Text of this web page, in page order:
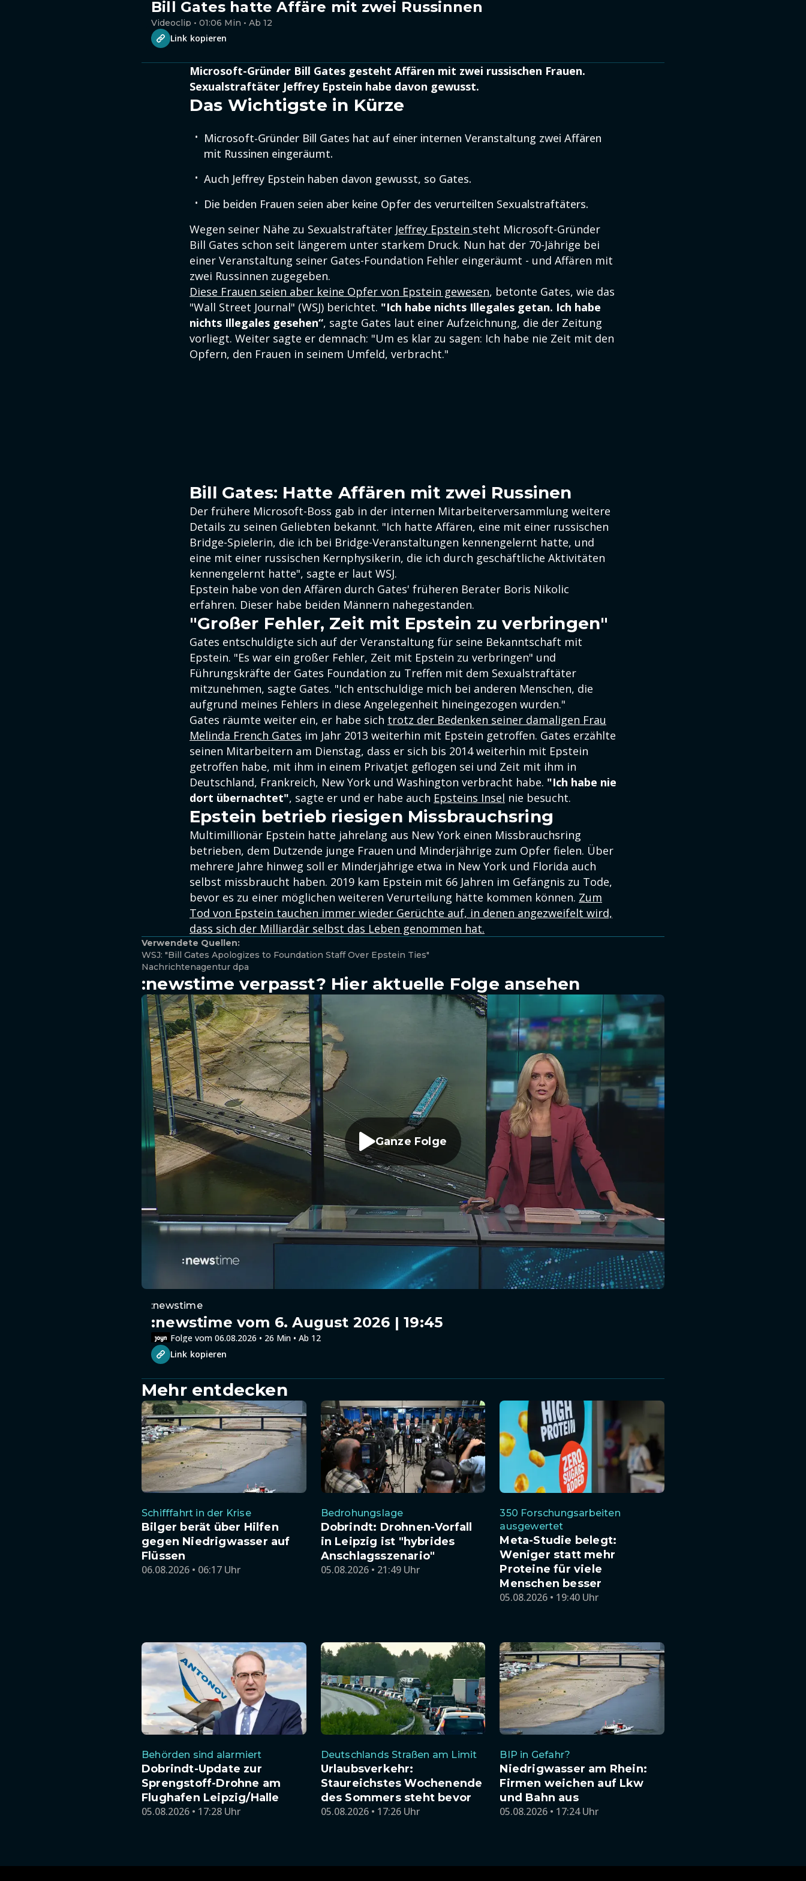
Bill Gates hatte Affäre mit zwei Russinnen
Videoclip • 01:06 Min • Ab 12
Link kopieren
Microsoft-Gründer Bill Gates gesteht Affären mit zwei russischen Frauen.
Sexualstraftäter Jeffrey Epstein habe davon gewusst.
Das Wichtigste in Kürze
Microsoft-Gründer Bill Gates hat auf einer internen Veranstaltung zwei Affären
mit Russinen eingeräumt.
Auch Jeffrey Epstein haben davon gewusst, so Gates.
Die beiden Frauen seien aber keine Opfer des verurteilten Sexualstraftäters.
Wegen seiner Nähe zu Sexualstraftäter Jeffrey Epstein steht Microsoft-Gründer
Bill Gates schon seit längerem unter starkem Druck. Nun hat der 70-Jährige bei
einer Veranstaltung seiner Gates-Foundation Fehler eingeräumt - und Affären mit
zwei Russinnen zugegeben.
Diese Frauen seien aber keine Opfer von Epstein gewesen, betonte Gates, wie das
"Wall Street Journal" (WSJ) berichtet. "Ich habe nichts Illegales getan. Ich habe
nichts Illegales gesehen“, sagte Gates laut einer Aufzeichnung, die der Zeitung
vorliegt. Weiter sagte er demnach: "Um es klar zu sagen: Ich habe nie Zeit mit den
Opfern, den Frauen in seinem Umfeld, verbracht."
Bill Gates: Hatte Affären mit zwei Russinen
Der frühere Microsoft-Boss gab in der internen Mitarbeiterversammlung weitere
Details zu seinen Geliebten bekannt. "Ich hatte Affären, eine mit einer russischen
Bridge-Spielerin, die ich bei Bridge-Veranstaltungen kennengelernt hatte, und
eine mit einer russischen Kernphysikerin, die ich durch geschäftliche Aktivitäten
kennengelernt hatte", sagte er laut WSJ.
Epstein habe von den Affären durch Gates' früheren Berater Boris Nikolic
erfahren. Dieser habe beiden Männern nahegestanden.
"Großer Fehler, Zeit mit Epstein zu verbringen"
Gates entschuldigte sich auf der Veranstaltung für seine Bekanntschaft mit
Epstein. "Es war ein großer Fehler, Zeit mit Epstein zu verbringen" und
Führungskräfte der Gates Foundation zu Treffen mit dem Sexualstraftäter
mitzunehmen, sagte Gates. "Ich entschuldige mich bei anderen Menschen, die
aufgrund meines Fehlers in diese Angelegenheit hineingezogen wurden."
Gates räumte weiter ein, er habe sich trotz der Bedenken seiner damaligen Frau
Melinda French Gates im Jahr 2013 weiterhin mit Epstein getroffen. Gates erzählte
seinen Mitarbeitern am Dienstag, dass er sich bis 2014 weiterhin mit Epstein
getroffen habe, mit ihm in einem Privatjet geflogen sei und Zeit mit ihm in
Deutschland, Frankreich, New York und Washington verbracht habe. "Ich habe nie
dort übernachtet", sagte er und er habe auch Epsteins Insel nie besucht.
Epstein betrieb riesigen Missbrauchsring
Multimillionär Epstein hatte jahrelang aus New York einen Missbrauchsring
betrieben, dem Dutzende junge Frauen und Minderjährige zum Opfer fielen. Über
mehrere Jahre hinweg soll er Minderjährige etwa in New York und Florida auch
selbst missbraucht haben. 2019 kam Epstein mit 66 Jahren im Gefängnis zu Tode,
bevor es zu einer möglichen weiteren Verurteilung hätte kommen können. Zum
Tod von Epstein tauchen immer wieder Gerüchte auf, in denen angezweifelt wird,
dass sich der Milliardär selbst das Leben genommen hat.
Verwendete Quellen:
WSJ: "Bill Gates Apologizes to Foundation Staff Over Epstein Ties"
Nachrichtenagentur dpa
:newstime verpasst? Hier aktuelle Folge ansehen
Ganze Folge
:newstime
:newstime vom 6. August 2026 | 19:45
Folge vom 06.08.2026 • 26 Min • Ab 12
Link kopieren
Mehr entdecken
Schifffahrt in der Krise
Bilger berät über Hilfen
gegen Niedrigwasser auf
Flüssen
06.08.2026 • 06:17 Uhr
Bedrohungslage
Dobrindt: Drohnen-Vorfall
in Leipzig ist "hybrides
Anschlagsszenario"
05.08.2026 • 21:49 Uhr
350 Forschungsarbeiten
ausgewertet
Meta-Studie belegt:
Weniger statt mehr
Proteine für viele
Menschen besser
05.08.2026 • 19:40 Uhr
Behörden sind alarmiert
Dobrindt-Update zur
Sprengstoff-Drohne am
Flughafen Leipzig/Halle
05.08.2026 • 17:28 Uhr
Deutschlands Straßen am Limit
Urlaubsverkehr:
Staureichstes Wochenende
des Sommers steht bevor
05.08.2026 • 17:26 Uhr
BIP in Gefahr?
Niedrigwasser am Rhein:
Firmen weichen auf Lkw
und Bahn aus
05.08.2026 • 17:24 Uhr